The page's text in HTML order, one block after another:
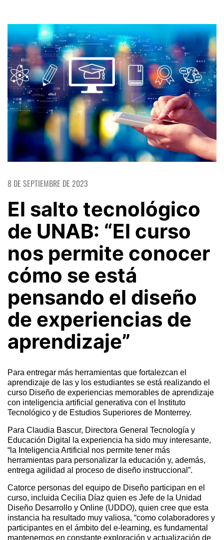
8 DE SEPTIEMBRE DE 2023
El salto tecnológico
de UNAB: “El curso
nos permite conocer
cómo se está
pensando el diseño
de experiencias de
aprendizaje”
Para entregar más herramientas que fortalezcan el
aprendizaje de las y los estudiantes se está realizando el
curso Diseño de experiencias memorables de aprendizaje
con inteligencia artificial generativa con el Instituto
Tecnológico y de Estudios Superiores de Monterrey.
Para Claudia Bascur, Directora General Tecnología y
Educación Digital la experiencia ha sido muy interesante,
“la Inteligencia Artificial nos permite tener más
herramientas para personalizar la educación y, además,
entrega agilidad al proceso de diseño instruccional”.
Catorce personas del equipo de Diseño participan en el
curso, incluida Cecilia Díaz quien es Jefe de la Unidad
Diseño Desarrollo y Online (UDDO), quien cree que esta
instancia ha resultado muy valiosa, “como colaboradores y
participantes en el ámbito del e-learning, es fundamental
mantenernos en constante exploración y actualización de